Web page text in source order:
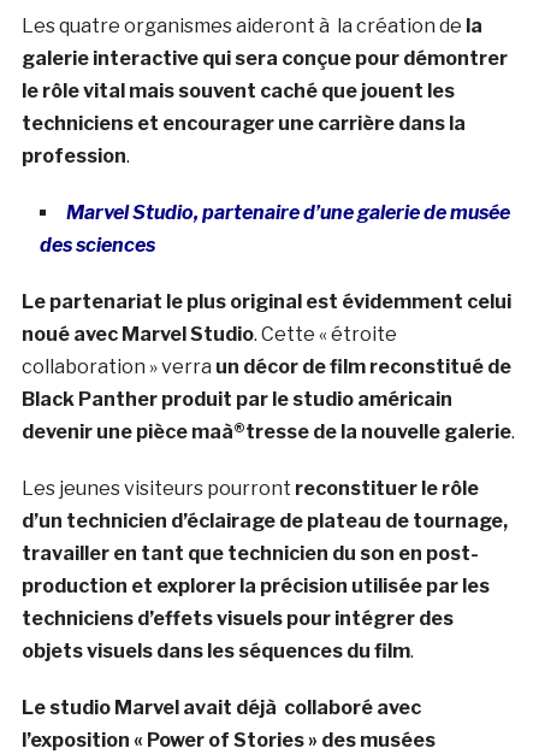
Les quatre organismes aideront à la création de la
galerie interactive qui sera conçue pour démontrer
le rôle vital mais souvent caché que jouent les
techniciens et encourager une carrière dans la
profession.
Marvel Studio, partenaire d’une galerie de musée
des sciences
Le partenariat le plus original est évidemment celui
noué avec Marvel Studio. Cette « étroite
collaboration » verra un décor de film reconstitué de
Black Panther produit par le studio américain
devenir une pièce maà®tresse de la nouvelle galerie.
Les jeunes visiteurs pourront reconstituer le rôle
d’un technicien d’éclairage de plateau de tournage,
travailler en tant que technicien du son en post-
production et explorer la précision utilisée par les
techniciens d’effets visuels pour intégrer des
objets visuels dans les séquences du film.
Le studio Marvel avait déjà collaboré avec
l’exposition « Power of Stories » des musées